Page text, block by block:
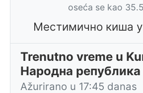
oseća se kao
Местимично киша
Trenutno vreme u
Народна
Ažurirano u 17:45 danas